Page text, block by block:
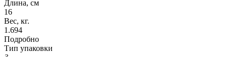
Длина, см
16
Вес, кг.
1.694
Подробно
Тип упаковки